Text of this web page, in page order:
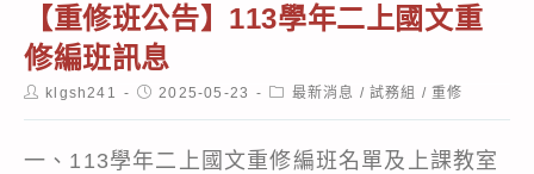
【重修班公告】113學年二上國文重
修編班訊息
Postklgsh241
Post2025-05-23
Post最新消息 / 試務組 / 重修
一、113學年二上國文重修編班名單及上課教室